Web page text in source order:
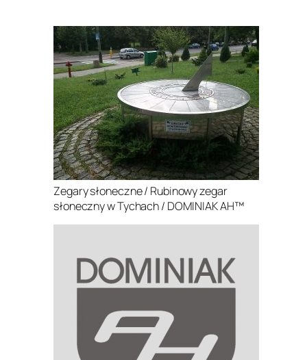
Zegary słoneczne / Rubinowy zegar
słoneczny w Tychach / DOMINIAK AH™